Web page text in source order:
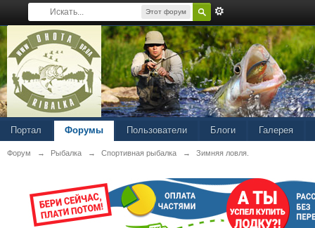
Этот форум
Портал Форумы Пользователи Блоги Галерея
Форум → Рыбалка → Спортивная рыбалка → Зимняя ловля.